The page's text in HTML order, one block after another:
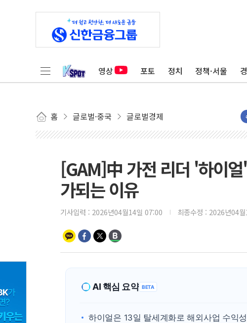
영상 포토 정치 정책·서울
홈 글로벌·중국 글로벌경제
[GAM]中 가전 리더 '하이
가되는 이유
기사입력 : 2026년04월14일 07:00 최종수정 : 2026년04
AI 핵심 요약 BETA
하이얼은 13일 탈세계화로 해외사업 수익